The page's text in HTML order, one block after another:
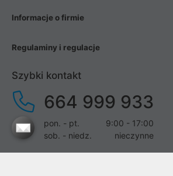
Informacje o firmie
Regulaminy i regulacje
Szybki kontakt
664 999 933
pon. - pt.
9:00 - 17:00
sob. - niedz.
nieczynne